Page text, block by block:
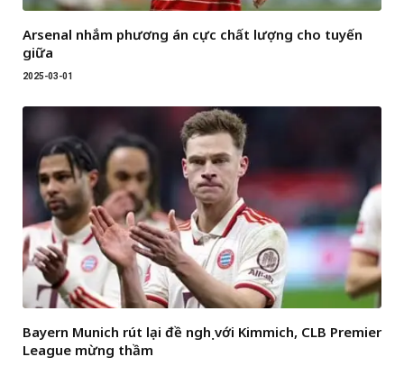
Arsenal nhắm phương án cực chất lượng cho tuyến
giữa
2025-03-01
Bayern Munich rút lại đề nghị với Kimmich, CLB Premier
League mừng thầm